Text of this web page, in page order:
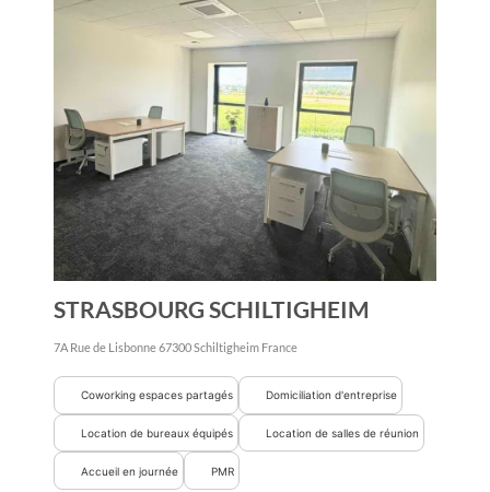
STRASBOURG SCHILTIGHEIM
7A Rue de Lisbonne67300Schiltigheim France
Coworking espaces partagés Domiciliation d'entreprise
Location de bureaux équipés Location de salles de réunion
Accueil en journée PMR